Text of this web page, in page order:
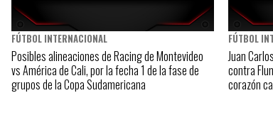
FÚTBOL INTERNACIONAL
Posibles alineaciones de Racing de Montevideo
vs América de Cali, por la fecha 1 de la fase de
grupos de la Copa Sudamericana
FÚTBOL
Juan
contra
corazón